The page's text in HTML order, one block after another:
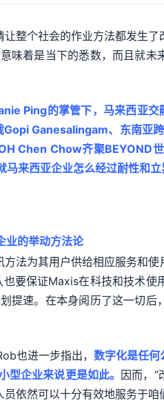
整个社会的作业方法都发生
味着是当下的悉数，而且就
Ping的掌管下，马来西亚
Ganesalingam、东南亚
Chen Chow齐聚BEYOND
来西亚企业怎么经过耐性和立
业的举动方法论
法为其用户供给相应服务和
要保证Maxis在科技和技术
提速。在本身阅历了这一切
也进一步指出， 数字化是任何
企业来说更是如此。 因而，
依然可以十分有效地服务于